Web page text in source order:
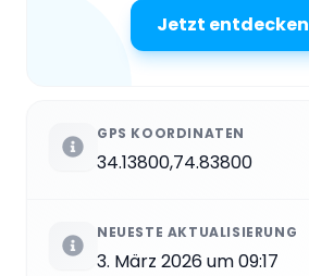
Jetzt entdecken
GPS KOORDINATEN
34.13800,74.83800
NEUESTE AKTUALISIERUNG
3. März 2026 um 09:17